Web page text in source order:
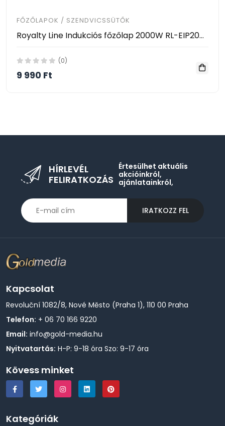
FŐZŐLAPOK / SZENDVICSSÜTŐK
Royalty Line Indukciós főzőlap 2000W RL-EIP2000.1
(0)
9 990 Ft
HÍRLEVÉL
FELIRATKOZÁS
Értesülhet aktuális
akcióinkról,
ajánlatainkról,
IRATKOZZ FEL
Kapcsolat
Revoluční 1082/8, Nové Město (Praha 1), 110 00 Praha
Telefon: + 06 70 166 9220
Email: info@gold-media.hu
Nyitvatartás: H-P: 9-18 óra Szo: 9-17 óra
Kövess minket
Kategóriák